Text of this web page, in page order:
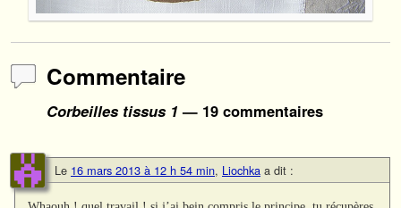
Commentaire
Corbeilles tissus 1 — 19 commentaires
Le 16 mars 2013 à 12 h 54 min, Liochka a dit :